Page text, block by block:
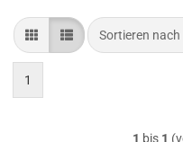
Sortieren nach
Sortieren nach
1
1 bis 1